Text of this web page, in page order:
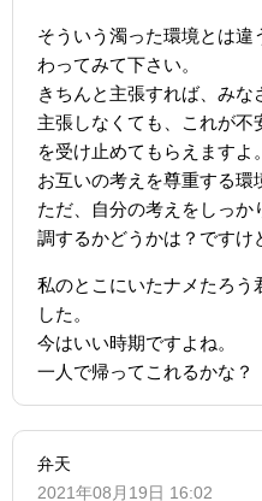
そういう濁った環境とは
わってみて下さい。
きちんと主張すれば、みな
主張しなくても、これが
を受け止めてもらえますよ
お互いの考えを尊重する環
ただ、自分の考えをしっか
調するかどうかは？ですけ
私のとこにいたナメたろう
した。
今はいい時期ですよね。
一人で帰ってこれるかな？
弁天
2021年08月19日 16:02